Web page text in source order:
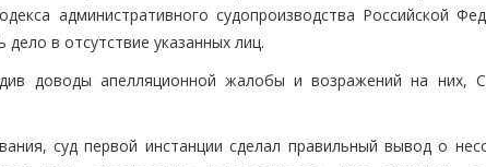
административного судопроизводства Российской
в отсутствие указанных лиц.
доводы апелляционной жалобы и возражений на них,
суд первой инстанции сделал правильный вывод о